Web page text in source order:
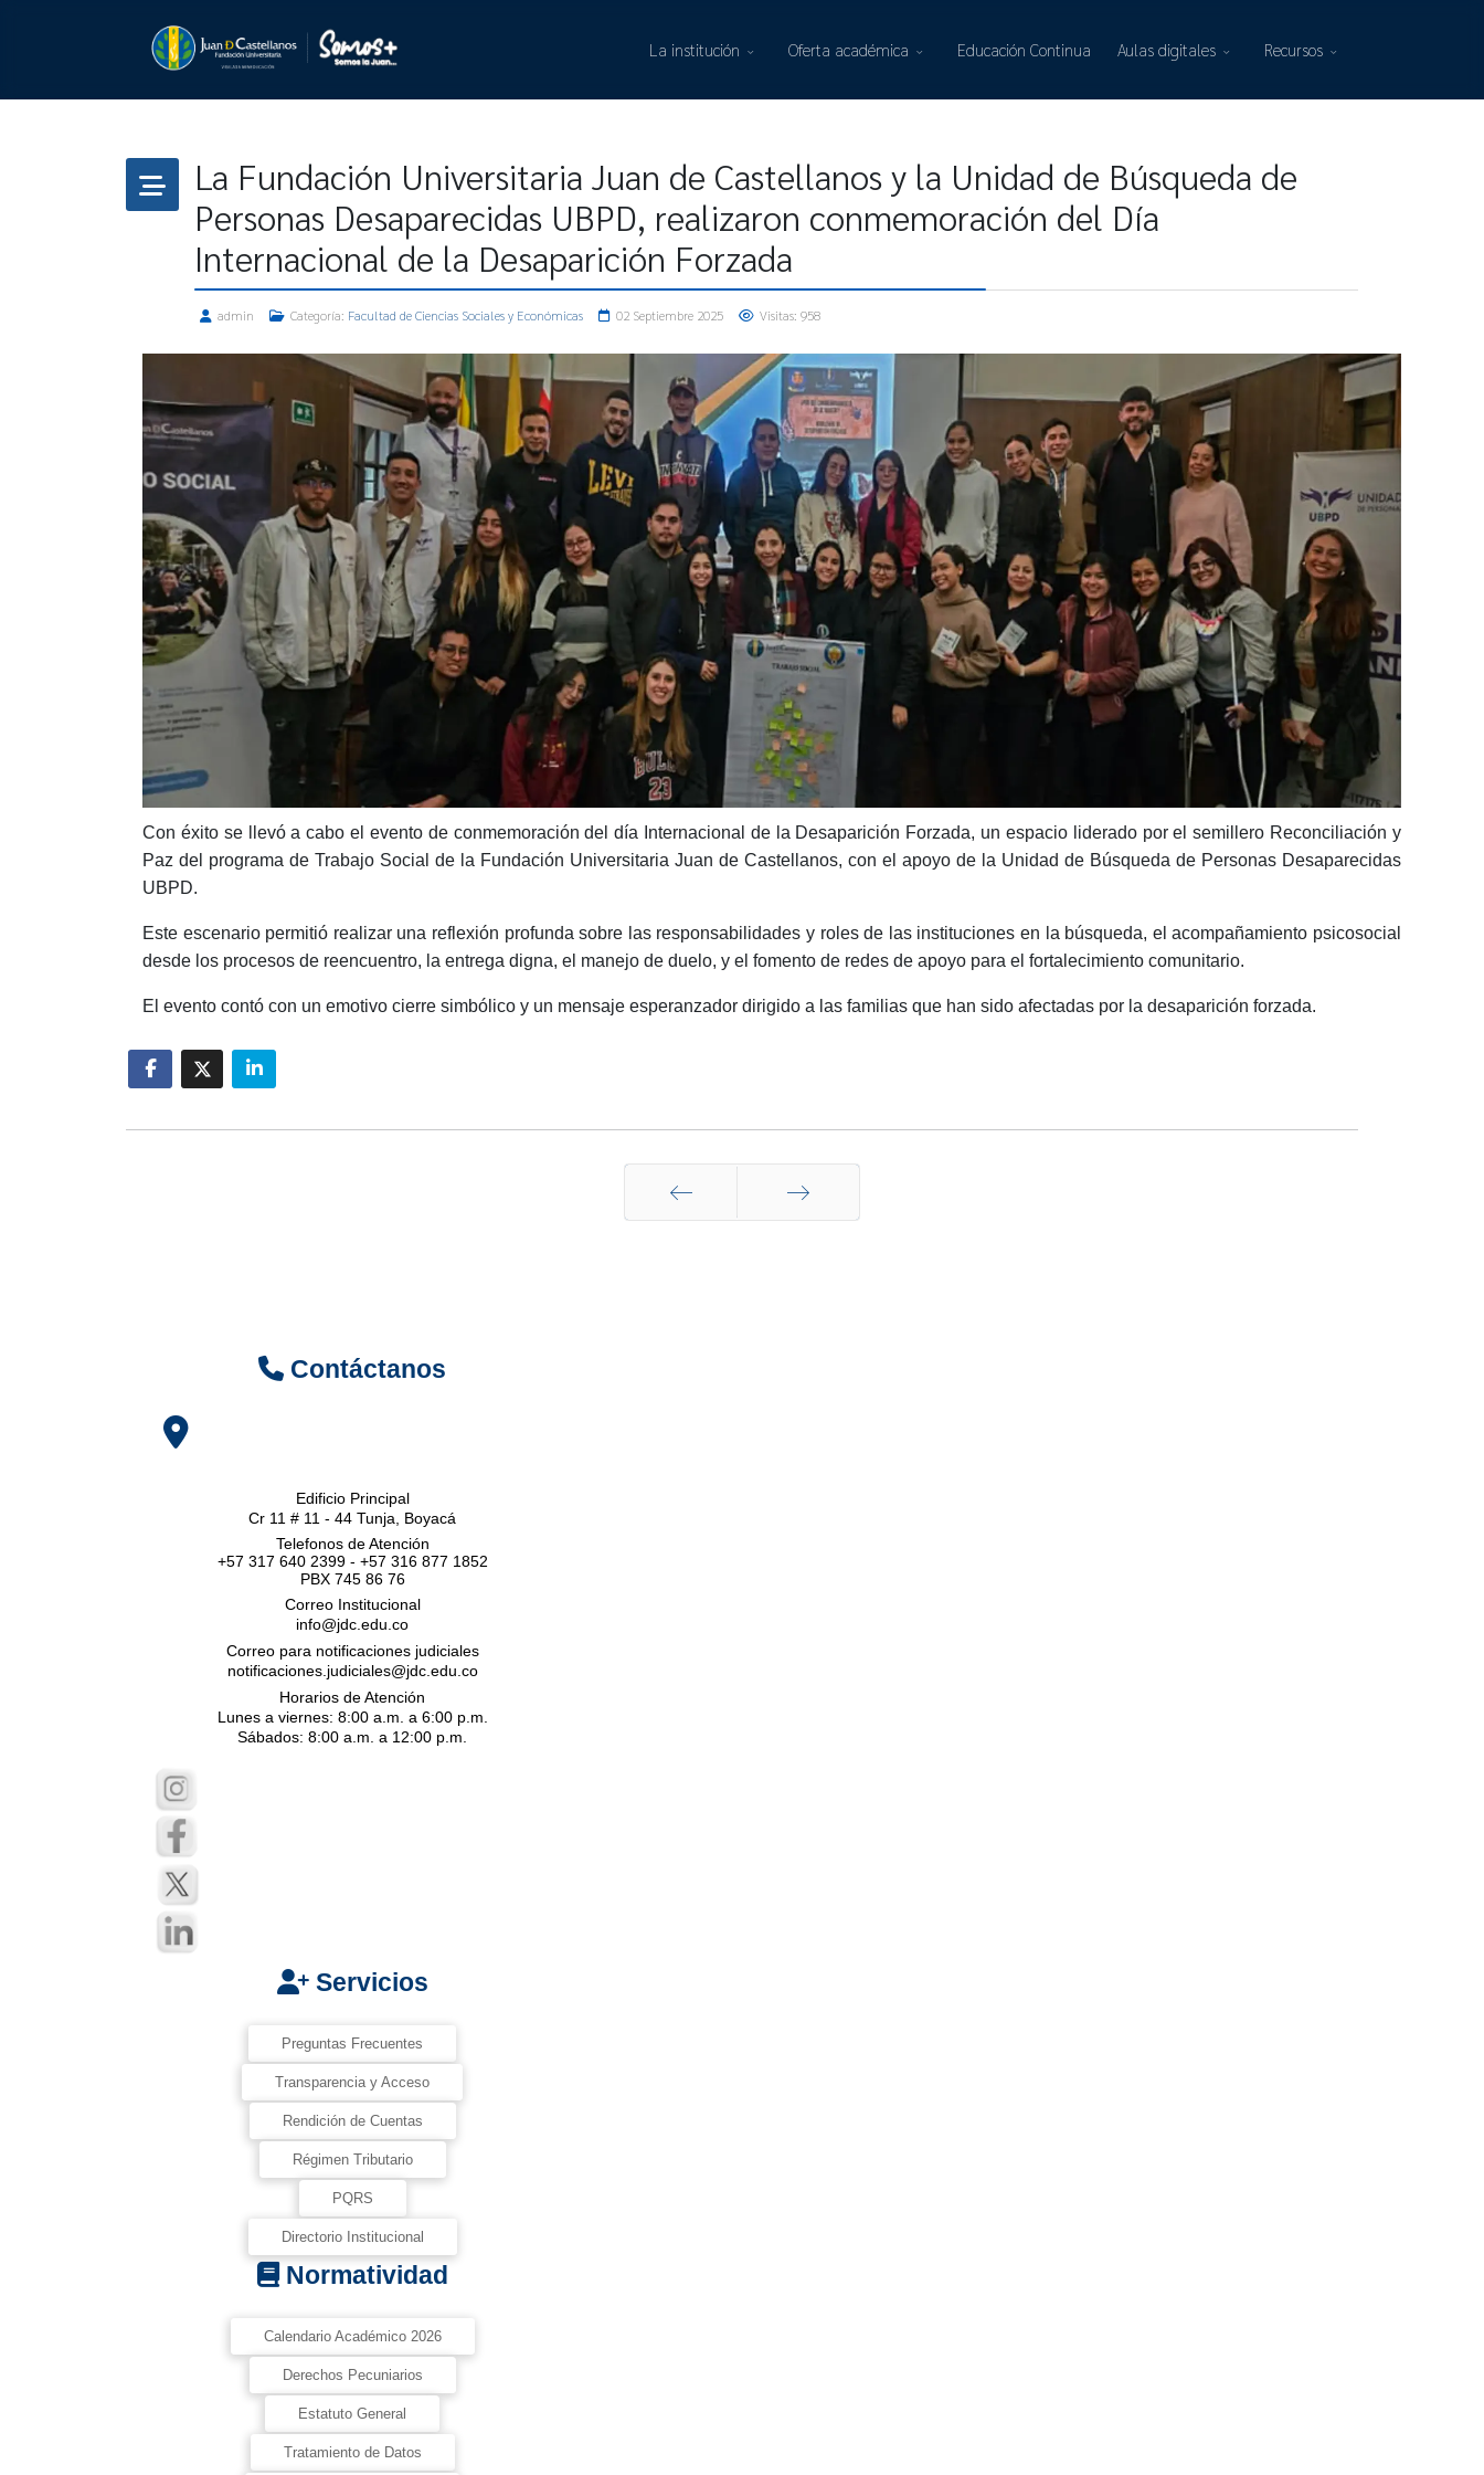
La institución Oferta académica Educación Continua Aulas digitales Recursos
La Fundación Universitaria Juan de Castellanos y la Unidad de Búsqueda de
Personas Desaparecidas UBPD, realizaron conmemoración del Día
Internacional de la Desaparición Forzada
admin Categoría: Facultad de Ciencias Sociales y Económicas 02 Septiembre 2025 Visitas: 958
Con éxito se llevó a cabo el evento de conmemoración del día Internacional de la Desaparición Forzada, un espacio liderado por el semillero Reconciliación y
Paz del programa de Trabajo Social de la Fundación Universitaria Juan de Castellanos, con el apoyo de la Unidad de Búsqueda de Personas Desaparecidas
UBPD.
Este escenario permitió realizar una reflexión profunda sobre las responsabilidades y roles de las instituciones en la búsqueda, el acompañamiento psicosocial
desde los procesos de reencuentro, la entrega digna, el manejo de duelo, y el fomento de redes de apoyo para el fortalecimiento comunitario.
El evento contó con un emotivo cierre simbólico y un mensaje esperanzador dirigido a las familias que han sido afectadas por la desaparición forzada.
Contáctanos
Edificio Principal
Cr 11 # 11 - 44 Tunja, Boyacá
Telefonos de Atención
+57 317 640 2399 - +57 316 877 1852
PBX 745 86 76
Correo Institucional
info@jdc.edu.co
Correo para notificaciones judiciales
notificaciones.judiciales@jdc.edu.co
Horarios de Atención
Lunes a viernes: 8:00 a.m. a 6:00 p.m.
Sábados: 8:00 a.m. a 12:00 p.m.
Servicios
Preguntas Frecuentes
Transparencia y Acceso
Rendición de Cuentas
Régimen Tributario
PQRS
Directorio Institucional
Normatividad
Calendario Académico 2026
Derechos Pecuniarios
Estatuto General
Tratamiento de Datos